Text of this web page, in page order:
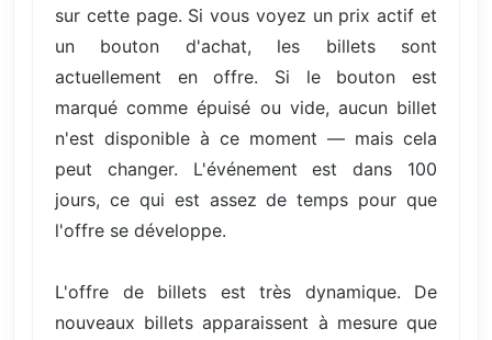
sur cette page. Si vous voyez un prix actif et
un bouton d'achat, les billets sont
actuellement en offre. Si le bouton est
marqué comme épuisé ou vide, aucun billet
n'est disponible à ce moment — mais cela
peut changer. L'événement est dans 100
jours, ce qui est assez de temps pour que
l'offre se développe.
L'offre de billets est très dynamique. De
nouveaux billets apparaissent à mesure que